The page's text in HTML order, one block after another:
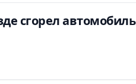
сгорел автомобиль